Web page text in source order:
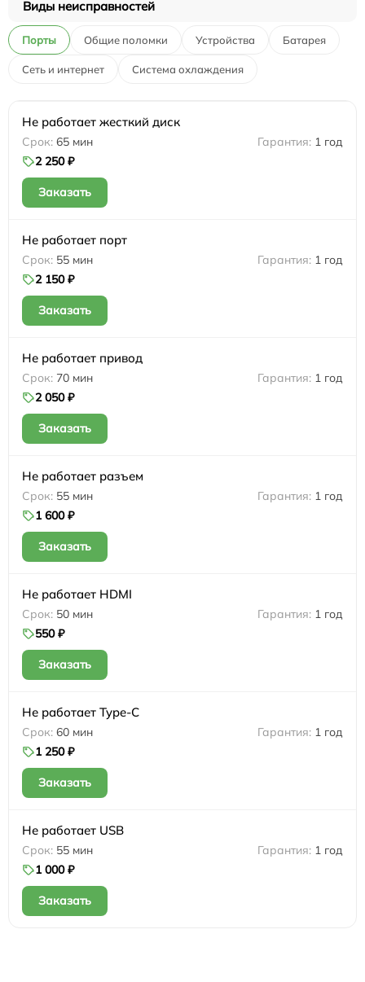
Виды неисправностей
Порты Общие поломки Устройства Батарея
Сеть и интернет Система охлаждения
Не работает жесткий диск
65 мин
1 год
2 250 ₽
Заказать
Не работает порт
55 мин
1 год
2 150 ₽
Заказать
Не работает привод
70 мин
1 год
2 050 ₽
Заказать
Не работает разъем
55 мин
1 год
1 600 ₽
Заказать
Не работает HDMI
50 мин
1 год
550 ₽
Заказать
Не работает Type-C
60 мин
1 год
1 250 ₽
Заказать
Не работает USB
55 мин
1 год
1 000 ₽
Заказать